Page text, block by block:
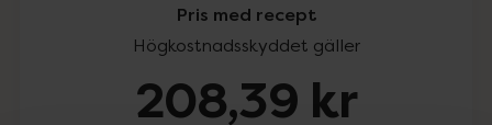
Pris med recept
Högkostnadsskyddet gäller
208,39 kr